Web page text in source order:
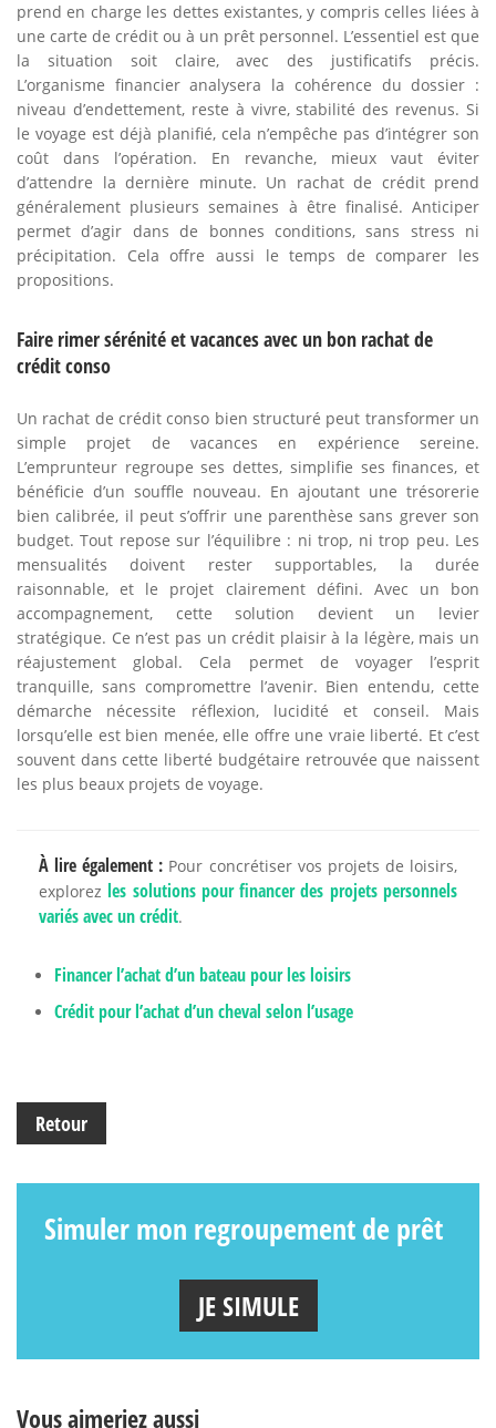
prend en charge les dettes existantes, y compris celles liées à
une carte de crédit ou à un prêt personnel. L’essentiel est que
la situation soit claire, avec des justificatifs précis.
L’organisme financier analysera la cohérence du dossier :
niveau d’endettement, reste à vivre, stabilité des revenus. Si
le voyage est déjà planifié, cela n’empêche pas d’intégrer son
coût dans l’opération. En revanche, mieux vaut éviter
d’attendre la dernière minute. Un rachat de crédit prend
généralement plusieurs semaines à être finalisé. Anticiper
permet d’agir dans de bonnes conditions, sans stress ni
précipitation. Cela offre aussi le temps de comparer les
propositions.
Faire rimer sérénité et vacances avec un bon rachat de
crédit conso
Un rachat de crédit conso bien structuré peut transformer un
simple projet de vacances en expérience sereine.
L’emprunteur regroupe ses dettes, simplifie ses finances, et
bénéficie d’un souffle nouveau. En ajoutant une trésorerie
bien calibrée, il peut s’offrir une parenthèse sans grever son
budget. Tout repose sur l’équilibre : ni trop, ni trop peu. Les
mensualités doivent rester supportables, la durée
raisonnable, et le projet clairement défini. Avec un bon
accompagnement, cette solution devient un levier
stratégique. Ce n’est pas un crédit plaisir à la légère, mais un
réajustement global. Cela permet de voyager l’esprit
tranquille, sans compromettre l’avenir. Bien entendu, cette
démarche nécessite réflexion, lucidité et conseil. Mais
lorsqu’elle est bien menée, elle offre une vraie liberté. Et c’est
souvent dans cette liberté budgétaire retrouvée que naissent
les plus beaux projets de voyage.
À lire également : Pour concrétiser vos projets de loisirs,
explorez les solutions pour financer des projets personnels
variés avec un crédit.
Financer l’achat d’un bateau pour les loisirs
Crédit pour l’achat d’un cheval selon l’usage
Retour
Simuler mon regroupement de prêt
JE SIMULE
Vous aimeriez aussi